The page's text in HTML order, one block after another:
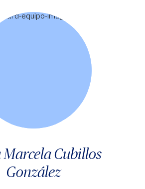
Cubillos
González